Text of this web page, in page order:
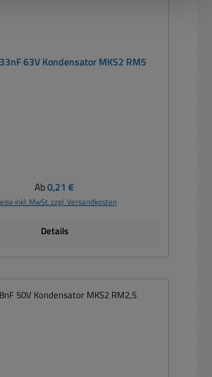
63V Kondensator MKS2 RM5
Regulärer Preis:
Ab0,21 €
inkl. MwSt. zzgl. Versandkosten
Details